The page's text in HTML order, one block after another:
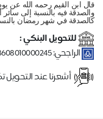
قال ابن القيم رحمه الله عن
والصدقة فيه بالنسبة إلى سائر
كالصدقة في شهر رمضان
للتحويل البنكي :
الراجحي:
أشعرنا عند التحويل